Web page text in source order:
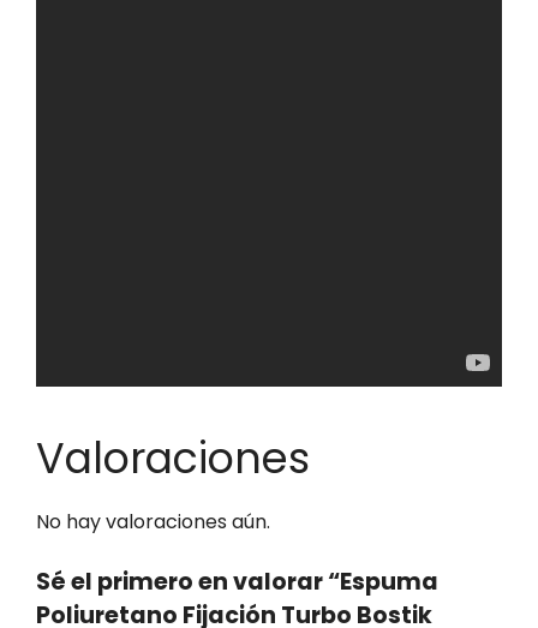
Valoraciones
No hay valoraciones aún.
Sé el primero en valorar “Espuma
Poliuretano Fijación Turbo Bostik